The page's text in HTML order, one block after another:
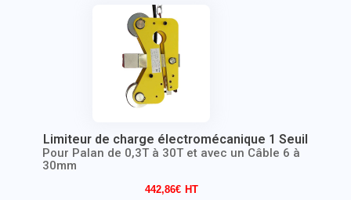
Limiteur de charge électromécanique 1 Seuil
Pour Palan de 0,3T à 30T et avec un Câble 6 à
30mm
442,86€